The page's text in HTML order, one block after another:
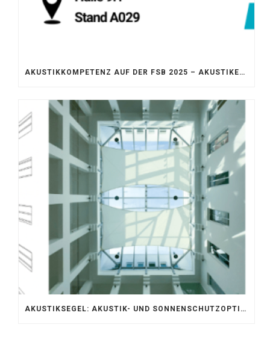
AKUSTIKKOMPETENZ AUF DER FSB 2025 – AKUSTIKELEMENTE FÜR DIE LEBENSRÄUME VON MORGEN
AKUSTIKSEGEL: AKUSTIK- UND SONNENSCHUTZOPTIMIERUNG IM ATRIUM DER UNIVERSITÄT BONN